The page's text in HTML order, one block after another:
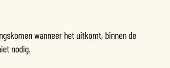
wanneer het uitkomt, binnen de
nodig.